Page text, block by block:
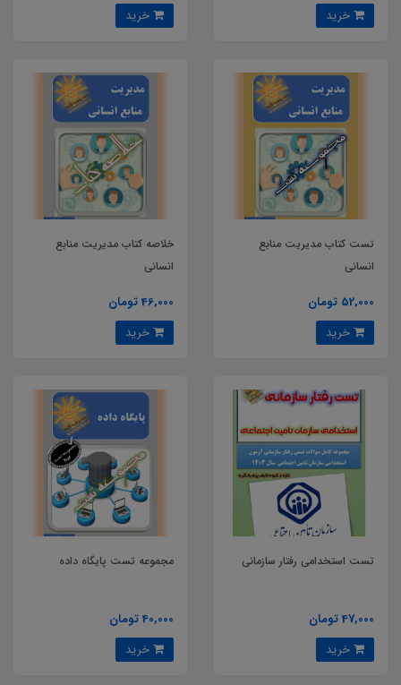
تست کتاب مدیریت منابع
انسانی
52,000 تومان
خلاصه کتاب مدیریت منابع
انسانی
46,000 تومان
تست استخدامی رفتار سازمانی
47,000 تومان
مجموعه تست پایگاه داده
40,000 تومان